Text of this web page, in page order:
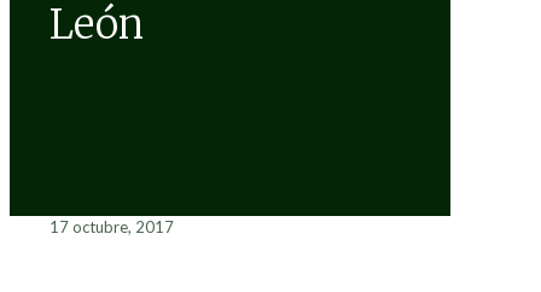
León
17 octubre, 2017